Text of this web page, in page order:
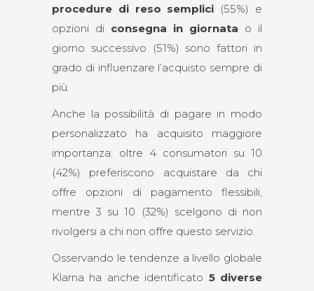
procedure di reso semplici (55%) e
opzioni di consegna in giornata o il
giorno successivo (51%) sono fattori in
grado di influenzare l’acquisto sempre di
più.
Anche la possibilità di pagare in modo
personalizzato ha acquisito maggiore
importanza: oltre 4 consumatori su 10
(42%) preferiscono acquistare da chi
offre opzioni di pagamento flessibili,
mentre 3 su 10 (32%) scelgono di non
rivolgersi a chi non offre questo servizio.
Osservando le tendenze a livello globale
Klarna ha anche identificato 5 diverse